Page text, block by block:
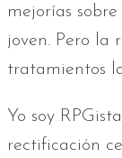
mejorías
joven. Pero la
tratamientos
Yo soy
rectificación